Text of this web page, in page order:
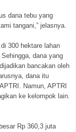
dana tebu yang
tangani,” jelasnya.
300 hektare lahan
dana yang
bancakan oleh
dana itu
Namun, APTRI
ke kelompok lain.
Rp 360,3 juta